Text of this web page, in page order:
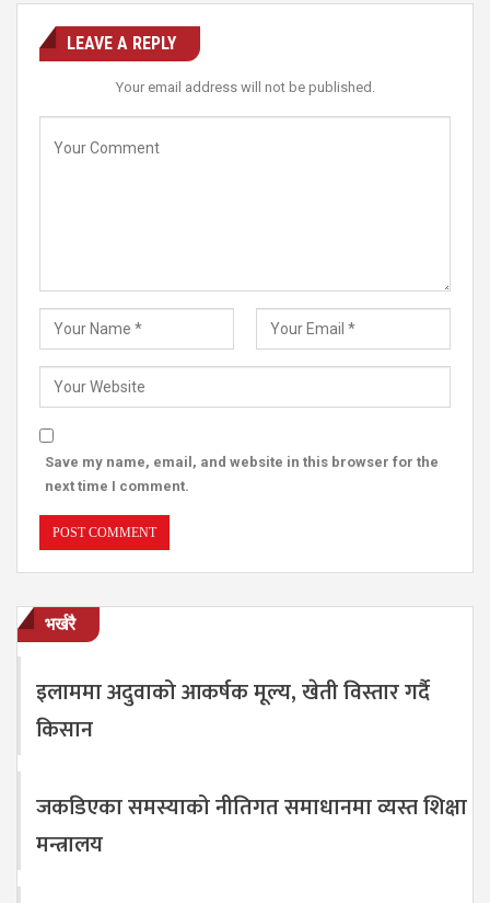
LEAVE A REPLY
Your email address will not be published.
Save my name, email, and website in this browser for the
next time I comment.
भर्खरै
इलाममा अदुवाको आकर्षक मूल्य, खेती विस्तार गर्दै
किसान
जकडिएका समस्याको नीतिगत समाधानमा व्यस्त शिक्षा
मन्त्रालय